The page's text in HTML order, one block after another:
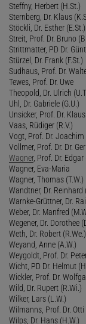
Steffny, Herbert (H.St.)
Sternberg, Dr. Klaus
Stöckli, Dr. Esther (E.St.)
Streit, Prof. Dr. Bruno
Strittmatter, PD Dr.
Stürzel, Dr. Frank (F.St.)
Sudhaus, Prof. Dr.
Tewes, Prof. Dr. Uwe
Theopold, Dr. Ulrich
Uhl, Dr. Gabriele (G.U.)
Unsicker, Prof. Dr.
Vaas, Rüdiger (R.V.)
Vogt, Prof. Dr. Joachim
Vollmer, Prof. Dr. Dr.
Wagner, Prof. Dr. Edgar
Wagner, Eva-Maria
Wagner, Thomas (T.W.)
Wandtner, Dr. Reinhard
Warnke-Grüttner, Dr.
Weber, Dr. Manfred
Wegener, Dr. Dorothee
Weth, Dr. Robert (R.We.)
Weyand, Anne (A.W.)
Weygoldt, Prof. Dr.
Wicht, PD Dr. Helmut
Wickler, Prof. Dr.
Wild, Dr. Rupert (R.Wi.)
Wilker, Lars (L.W.)
Wilmanns, Prof. Dr. Otti
Wilps, Dr. Hans (H.W.)